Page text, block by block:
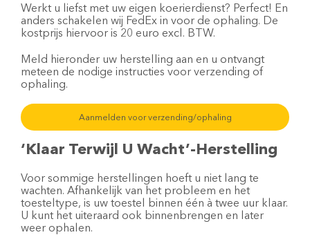
Werkt u liefst met uw eigen koerierdienst? Perfect! En
anders schakelen wij FedEx in voor de ophaling. De
kostprijs hiervoor is 20 euro excl. BTW.
Meld hieronder uw herstelling aan en u ontvangt
meteen de nodige instructies voor verzending of
ophaling.
Aanmelden voor verzending/ophaling
‘Klaar Terwijl U Wacht’-Herstelling
Voor sommige herstellingen hoeft u niet lang te
wachten. Afhankelijk van het probleem en het
toesteltype, is uw toestel binnen één à twee uur klaar.
U kunt het uiteraard ook binnenbrengen en later
weer ophalen.